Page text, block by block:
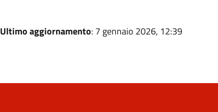
Ultimo aggiornamento: 7 gennaio 2026, 12:39